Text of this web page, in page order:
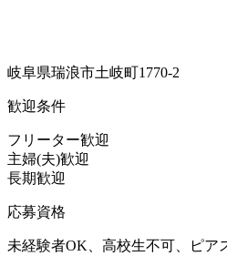
岐阜県瑞浪市土岐町1770-2
歓迎条件
フリーター歓迎
主婦(夫)歓迎
長期歓迎
応募資格
未経験者OK、高校生不可、ピア